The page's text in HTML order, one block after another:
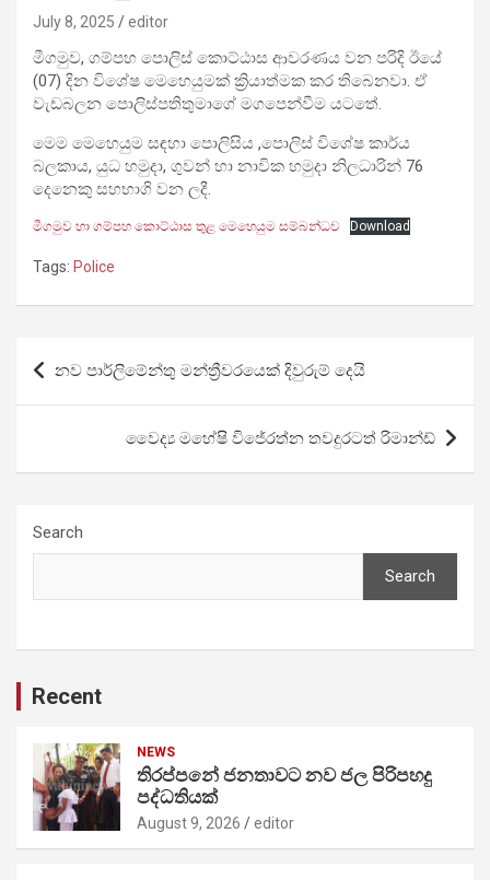
July 8, 2025 editor
මීගමුව, ගම්පහ පොලිස් කොට්ඨාස ආවරණය වන පරිදි ඊයේ
(07) දින විශේෂ මෙහෙයුමක් ක්‍රියාත්මක කර තිබෙනවා. ඒ
වැඩබලන පොලිස්පතිතුමාගේ මගපෙන්වීම යටතේ.
මෙම මෙහෙයුම සඳහා පොලිසිය ,පොලිස් විශේෂ කාර්ය
බලකාය, යුධ හමුදා, ගුවන් හා නාවික හමුදා නිලධාරින් 76
දෙනෙකු සහභාගි වන ලදී.
මීගමුව හා ගම්පහ කොට්ඨාස තුළ මෙහෙයුම සම්බන්ධව Download
Tags: Police
Post
navigation
නව පාර්ලිමේන්තු මන්ත්‍රීවරයෙක් දිවුරුම් දෙයි
වෛද්‍ය මහේෂි විජේරත්න තවදුරටත් රිමාන්ඩ්
Search
Search
Recent
NEWS
තිරප්පනේ ජනතාවට නව ජල පිරිපහදු
පද්ධතියක්
August 9, 2026 editor